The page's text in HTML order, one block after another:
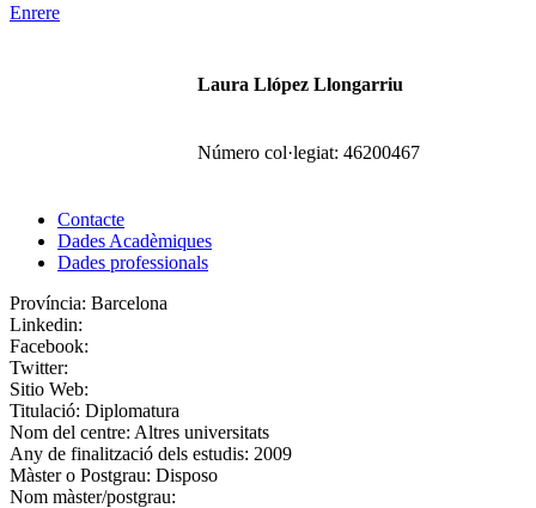
Enrere
Laura Llópez Llongarriu
Número col·legiat: 46200467
Contacte
Dades Acadèmiques
Dades professionals
Província: Barcelona
Linkedin:
Facebook:
Twitter:
Sitio Web:
Titulació: Diplomatura
Nom del centre: Altres universitats
Any de finalització dels estudis: 2009
Màster o Postgrau: Disposo
Nom màster/postgrau: